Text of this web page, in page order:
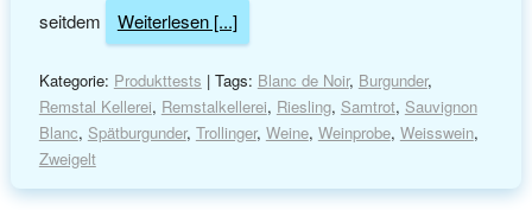
seitdem
Weiterlesen [...]
Kategorie: Produkttests | Tags: Blanc de Noir, Burgunder,
Remstal Kellerei, Remstalkellerei, Riesling, Samtrot, Sauvignon
Blanc, Spätburgunder, Trollinger, Weine, Weinprobe, Weisswein,
Zweigelt